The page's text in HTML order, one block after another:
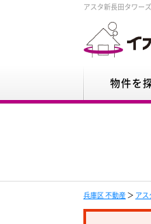
アスタ新長田タワー
物件を
兵庫区 不動産 ＞ ア